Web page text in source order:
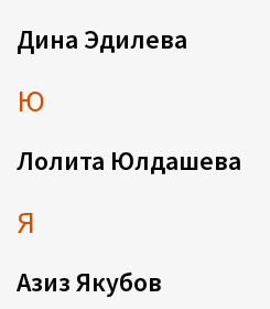
Дина Эдилева
Ю
Лолита Юлдашева
Я
Азиз Якубов